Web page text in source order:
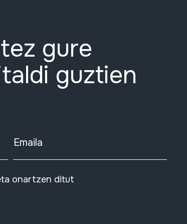
gure
guztien
Emaila
onartzen ditut